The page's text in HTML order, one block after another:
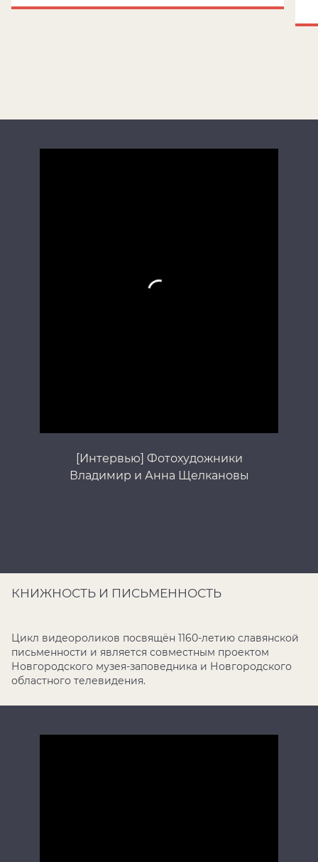
[Интервью] Фотохудожники
Владимир и Анна Щелкановы
КНИЖНОСТЬ И ПИСЬМЕННОСТЬ
Цикл видеороликов посвящён 1160-летию славянской
письменности и является совместным проектом
Новгородского музея-заповедника и Новгородского
областного телевидения.